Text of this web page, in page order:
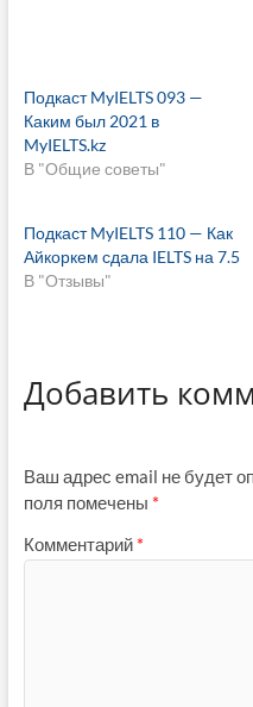
Подкаст MyIELTS 093 —
Каким был 2021 в
MyIELTS.kz
В "Общие советы"
Подкаст MyIELTS 110 — Как
Айкоркем сдала IELTS на 7.5
В "Отзывы"
Добавить
Ваш адрес email не будет
поля помечены *
Комментарий *